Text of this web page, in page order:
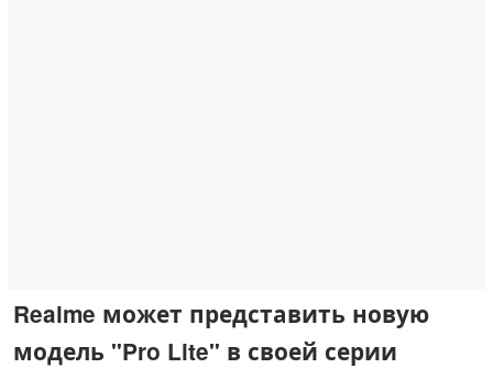
Realme может представить новую
модель "Pro Lite" в своей серии